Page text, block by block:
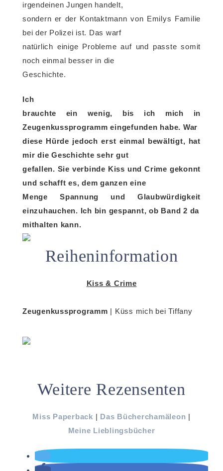
irgendeinen Jungen handelt,
sondern er der Kontaktmann von Emilys Familie
bei der Polizei ist. Das warf
natürlich einige Probleme auf und passte somit
noch einmal besser in die
Geschichte.
Ich
brauchte ein wenig, bis ich mich in
Zeugenkussprogramm eingefunden habe. War
diese Hürde jedoch erst einmal bewältigt, hat
mir die Geschichte sehr gut
gefallen. Sie verbinde Kiss und Crime gekonnt
und schafft es, dem ganzen eine
Menge Spannung und Glaubwürdigkeit
einzuhauchen. Ich bin gespannt, ob Band 2 da
mithalten kann.
Reiheninformation
Kiss & Crime
Zeugenkussprogramm | Küss mich bei Tiffany
Weitere Rezensenten
Miss Paperback | Das Bücherchamäleon |
Meine Lieblingsbücher